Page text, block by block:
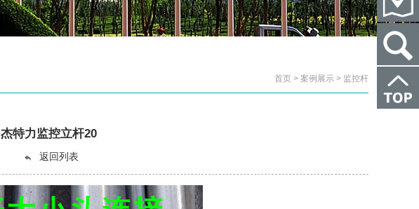
首页 > 案例展示 > 监控杆
杰特力监控立杆20
返回列表